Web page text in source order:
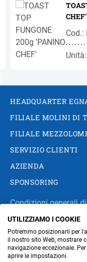
CHEF'
Cod.:
HEADQUARTER
FILIALE MOLINI DI
FILIALE
SERVIZIO CLIENTI
AZIENDA
SPONSORING
Condizioni generali
Impressum
Amministrazione
UTILIZZIAMO I COOKIE
Potremmo posizionarli per
il nostro sito Web, mostrare
navigazione eccezionale.
aprire le impostazioni.